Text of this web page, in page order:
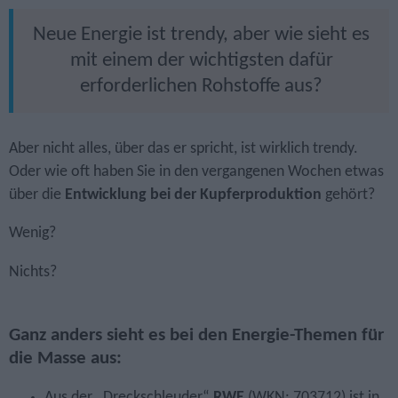
Neue Energie ist trendy, aber wie sieht es
mit einem der wichtigsten dafür
erforderlichen Rohstoffe aus?
Aber nicht alles, über das er spricht, ist wirklich trendy.
Oder wie oft haben Sie in den vergangenen Wochen etwas
über die Entwicklung bei der Kupfer­produktion gehört?
Wenig?
Nichts?
Ganz anders sieht es bei den Energie-Themen für
die Masse aus: